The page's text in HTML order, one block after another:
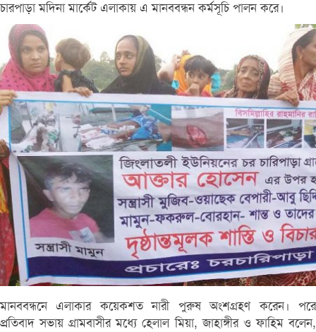
চারপাড়া মদিনা মার্কেট এলাকায় এ মানববন্ধন কর্মসূচি পালন করে।
মানববন্ধনে এলাকার কয়েকশত নারী পুরুষ অংশগ্রহণ করেন। পরে
প্রতিবাদ সভায় গ্রামবাসীর মধ্যে হেলাল মিয়া, জাহাঙ্গীর ও ফাহিম বলেন,